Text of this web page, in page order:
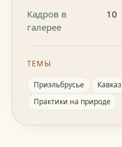
Кадров в
галерее
10
ТЕМЫ
Приэльбрусье Кавказ
Практики на природе